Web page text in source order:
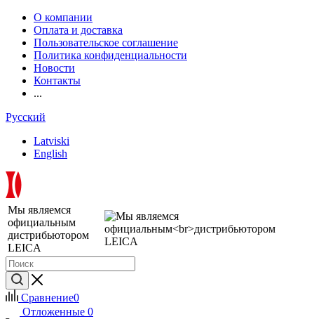
О компании
Оплата и доставка
Пользовательское соглашение
Политика конфиденциальности
Новости
Контакты
...
Русский
Latviski
English
Мы являемся
официальным
дистрибьютором
LEICA
Сравнение0
Отложенные 0